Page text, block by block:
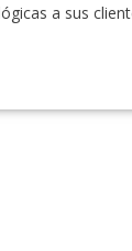
a sus